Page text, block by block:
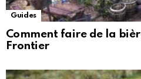
Guides
Comment faire de la
Frontier